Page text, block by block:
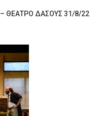
ΘΕΑΤΡΟ ΔΑΣΟΥΣ 31/8/22